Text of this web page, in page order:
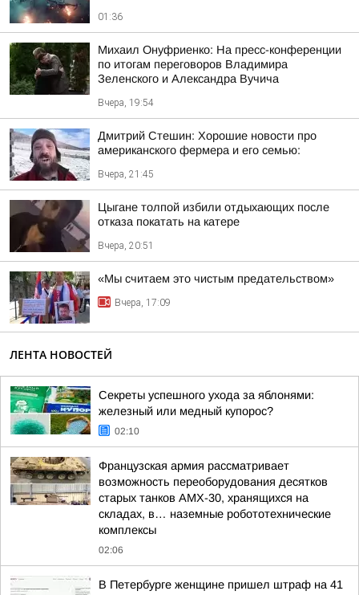
01:36
Михаил Онуфриенко: На пресс-конференции
по итогам переговоров Владимира
Зеленского и Александра Вучича
Вчера, 19:54
Дмитрий Стешин: Хорошие новости про
американского фермера и его семью:
Вчера, 21:45
Цыгане толпой избили отдыхающих после
отказа покатать на катере
Вчера, 20:51
«Мы считаем это чистым предательством»
Вчера, 17:09
ЛЕНТА НОВОСТЕЙ
Секреты успешного ухода за яблонями:
железный или медный купорос?
02:10
Французская армия рассматривает
возможность переоборудования десятков
старых танков AMX-30, хранящихся на
складах, в… наземные робототехнические
комплексы
02:06
В Петербурге женщине пришел штраф на 41